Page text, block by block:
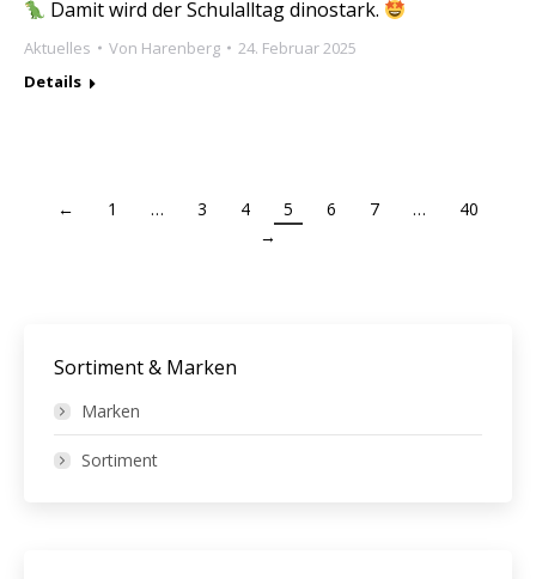
Damit wird der Schulalltag dinostark.
Aktuelles Von Harenberg
24. Februar 2025
Details
← 1 … 3 4 5 6 7 …
40
→
Sortiment & Marken
Marken
Sortiment